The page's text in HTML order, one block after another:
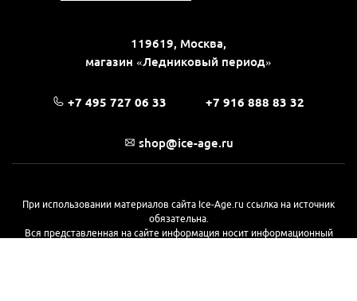
119619, Москва,
магазин «Ледниковый период»
+7 495 727 06 33 +7 916 888 83 32
shop@ice-age.ru
При использовании материалов сайта Ice-Age.ru ссылка на источник
обязательна.
Вся представленная на сайте информация носит информационный